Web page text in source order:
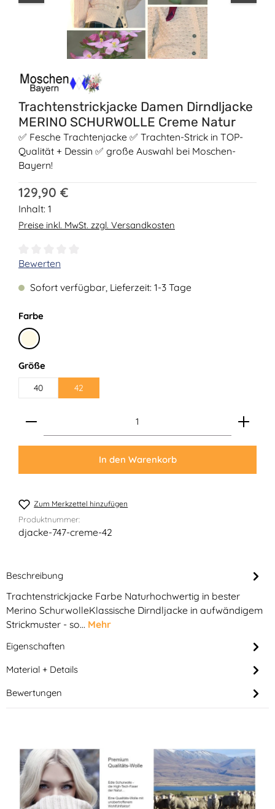
Trachtenstrickjacke Damen Dirndljacke
MERINO SCHURWOLLE Creme Natur
✅ Fesche Trachtenjacke ✅ Trachten-Strick in TOP-
Qualität + Dessin ✅ große Auswahl bei Moschen-
Bayern!
Regulärer Preis:
129,90 €
Inhalt: 1
Preise inkl. MwSt. zzgl. Versandkosten
Durchschnittliche Bewertung von 0 von 5 Sternen
Bewerten
Sofort verfügbar, Lieferzeit: 1-3 Tage
Farbeauswählen
Creme
Größeauswählen
40 42
Produkt Anzahl: Gib den gewünschten Wert ein
In den Warenkorb
Zum Merkzettel hinzufügen
Produktnummer:
djacke-747-creme-42
Beschreibung
Trachtenstrickjacke Farbe Naturhochwertig in bester
Merino SchurwolleKlassische Dirndljacke in aufwändigem
Strickmuster - so… Mehr
Eigenschaften
Material + Details
Bewertungen